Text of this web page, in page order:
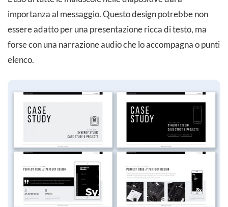
importanza al messaggio. Questo design potrebbe non
essere adatto per una presentazione ricca di testo, ma
forse con una narrazione audio che lo accompagna o punti
elenco.